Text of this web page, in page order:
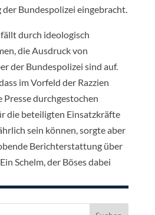
Bundespolizei eingebracht.
durch ideologisch
die Ausdruck von
der Bundespolizei sind auf.
im Vorfeld der Razzien
durchgestochen
die beteiligten Einsatzkräfte
sein können, sorgte aber
Berichterstattung über
Schelm, der Böses dabei